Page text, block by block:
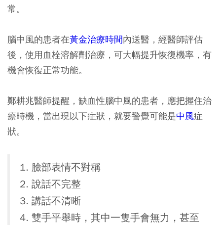
常。
腦中風的患者在黃金治療時間內送醫，經醫師評估
後，使用血栓溶解劑治療，可大幅提升恢復機率，有
機會恢復正常功能。
鄭耕兆醫師提醒，缺血性腦中風的患者，應把握住治
療時機，當出現以下症狀，就要警覺可能是中風症
狀。
1. 臉部表情不對稱
2. 說話不完整
3. 講話不清晰
4. 雙手平舉時，其中一隻手會無力，甚至